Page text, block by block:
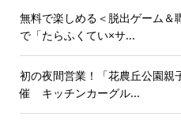
無料で楽しめる＜脱出ゲーム＆
で「たらふくてい×サ...
初の夜間営業！「花農丘公園親
催 キッチンカーグル...